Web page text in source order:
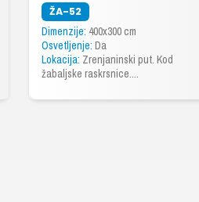
ŽA-52
Dimenzije: 400x300 cm
Osvetljenje: Da
Lokacija: Zrenjaninski put. Kod
žabaljske raskrsnice....